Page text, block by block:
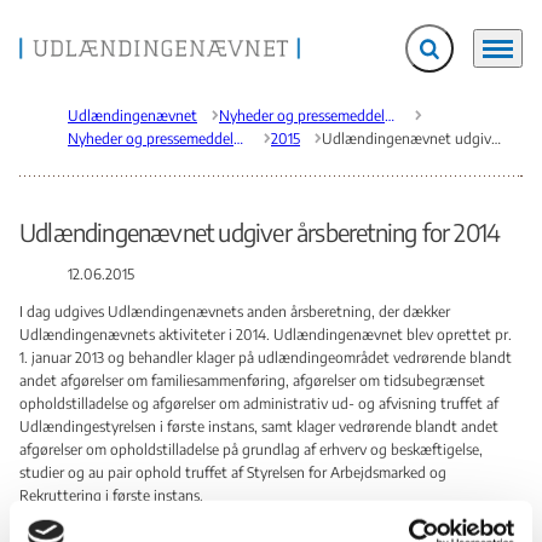
Gå til forsiden Fold søgefelt ud
Menu
Udlændingenævnet
Nyheder og pressemeddelelser
Nyheder og pressemeddelelser
2015 Udlændingenævnet udgiver årsberetning for 2014
Udlændingenævnet udgiver årsberetning for 2014
12.06.2015
I dag udgives Udlændingenævnets anden årsberetning, der dækker
Udlændingenævnets aktiviteter i 2014. Udlændingenævnet blev oprettet pr.
1. januar 2013 og behandler klager på udlændingeområdet vedrørende blandt
andet afgørelser om familiesammenføring, afgørelser om tidsubegrænset
opholdstilladelse og afgørelser om administrativ ud- og afvisning truffet af
Udlændingestyrelsen i første instans, samt klager vedrørende blandt andet
afgørelser om opholdstilladelse på grundlag af erhverv og beskæftigelse,
studier og au pair ophold truffet af Styrelsen for Arbejdsmarked og
Rekruttering i første instans.
Klagesagerne på disse sagsområder blev indtil den 1. januar 2013 behandlet af